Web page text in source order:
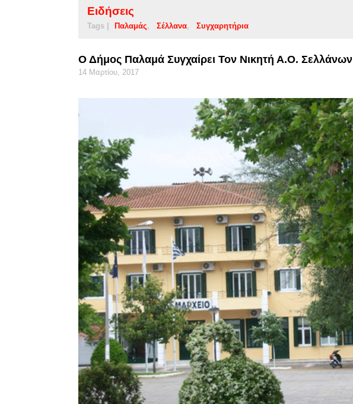
Ειδήσεις
Tags | Παλαμάς Σέλλανα Συγχαρητήρια
Ο Δήμος Παλαμά Συγχαίρει Τον Νικητή Α.Ο. Σελλάνων
14 Μαρτίου, 2017